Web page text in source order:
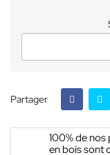
Partager
100% de
en bois sont